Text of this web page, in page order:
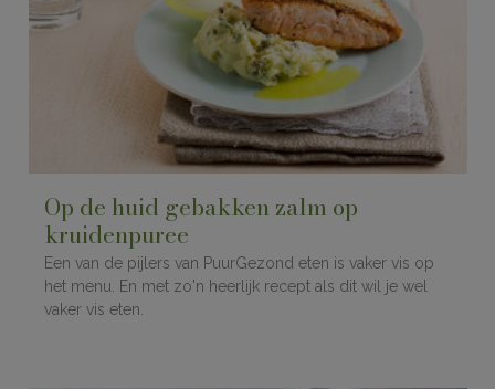
Op de huid gebakken zalm op
kruidenpuree
Een van de pijlers van PuurGezond eten is vaker vis op
het menu. En met zo'n heerlijk recept als dit wil je wel
vaker vis eten.